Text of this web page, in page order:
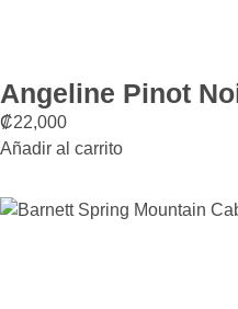
Angeline Pinot
₡22,000
Añadir al carrito